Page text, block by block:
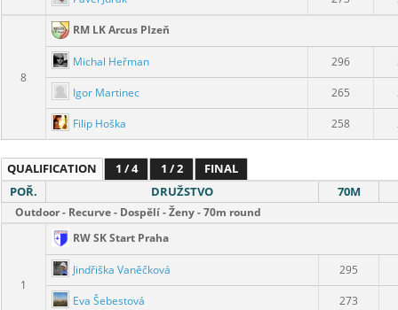
8
RM LK Arcus Plzeň
Michal Heřman 296
Igor Martinec 265
Filip Hoška 258
QUALIFICATION 1 / 4 1 / 2
FINAL
POŘ.
DRUŽSTVO 70M
Outdoor - Recurve - Dospělí - Ženy - 70m round
1
RW SK Start Praha
Jindřiška Vaněčková 295
Eva Šebestová
273